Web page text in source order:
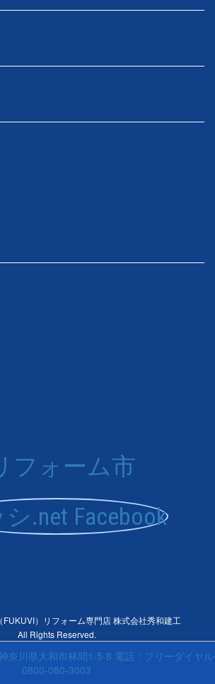
）リフォーム専門店 株式会社秀和建工
All Rights Reserved.